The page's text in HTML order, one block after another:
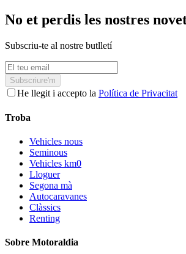
No et perdis les nostres
Subscriu-te al nostre butlletí
Subscriure'm
He llegit i accepto la Política de Privacitat
Troba
Vehicles nous
Seminous
Vehicles km0
Lloguer
Segona mà
Autocaravanes
Clàssics
Renting
Sobre Motoraldia